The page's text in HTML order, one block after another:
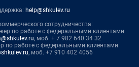
help@shkulev.ru
сотрудничества:
по работе с федеральными клиентами
, моб. + 7 982 640 34 32
по работе с федеральными клиентами
, моб. +7 910 402 4056